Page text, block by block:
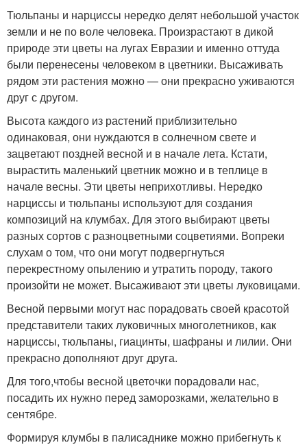
Тюльпаны и нарциссы нередко делят небольшой участок
земли и не по воле человека. Произрастают в дикой
природе эти цветы на лугах Евразии и именно оттуда
были перенесены человеком в цветники. Высаживать
рядом эти растения можно — они прекрасно уживаются
друг с другом.
Высота каждого из растений приблизительно
одинаковая, они нуждаются в солнечном свете и
зацветают поздней весной и в начале лета. Кстати,
вырастить маленький цветник можно и в теплице в
начале весны. Эти цветы неприхотливы. Нередко
нарциссы и тюльпаны используют для создания
композиций на клумбах. Для этого выбирают цветы
разных сортов с разноцветными соцветиями. Вопреки
слухам о том, что они могут подвергнуться
перекрестному опылению и утратить породу, такого
произойти не может. Высаживают эти цветы луковицами.
Весной первыми могут нас порадовать своей красотой
представители таких луковичных многолетников, как
нарциссы, тюльпаны, гиацинты, шафраны и лилии. Они
прекрасно дополняют друг друга.
Для того,чтобы весной цветочки порадовали нас,
посадить их нужно перед заморозками, желательно в
сентябре.
Формируя клумбы в палисаднике можно прибегнуть к